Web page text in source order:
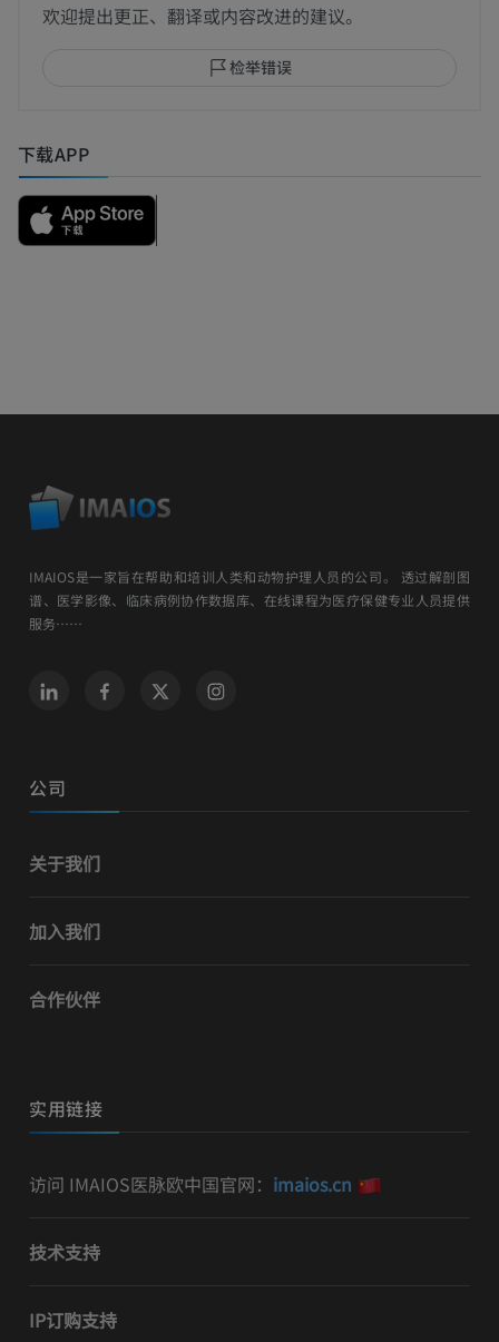
欢迎提出更正、翻译或内容改进的建议。
检举错误
下载APP
IMAIOS是一家旨在帮助和培训人类和动物护理人员的公司。 透过解剖图
谱、医学影像、临床病例协作数据库、在线课程为医疗保健专业人员提供
服务……
公司
关于我们
加入我们
合作伙伴
实用链接
访问 IMAIOS医脉欧中国官网： imaios.cn
技术支持
IP订购支持